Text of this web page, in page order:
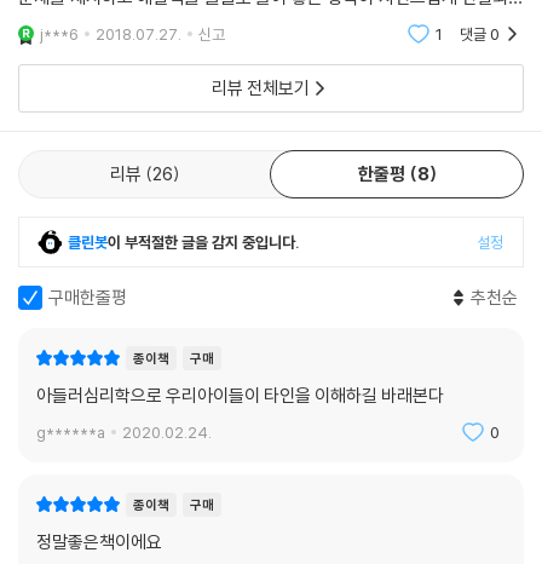
않는 느낌이었으니까. 게다가 아들러 씨를 유령처럼 등장시키는 점이 유치
하게 여겨
j***6 2018.07.27. 신고 1 댓글0
리뷰 전체보기
리뷰 26 한줄평 8
클린봇이 부적절한 글을 감지 중입니다. 설정
구매한줄평 추천순
종이책 구매
아들러심리학으로 우리아이들이 타인을 이해하길 바래본다
g******a 2020.02.24. 0
종이책 구매
정말좋은책이에요